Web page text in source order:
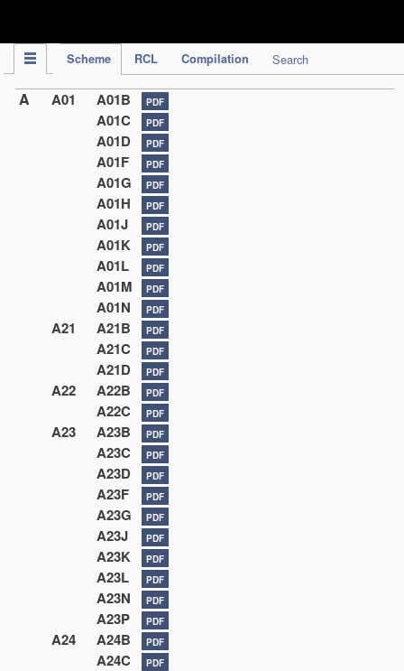
Scheme RCL Compilation Search
A A01 A01B PDF
A01C PDF
A01D PDF
A01F PDF
A01G PDF
A01H PDF
A01J PDF
A01K PDF
A01L PDF
A01M PDF
A01N PDF
A21 A21B PDF
A21C PDF
A21D PDF
A22 A22B PDF
A22C PDF
A23 A23B PDF
A23C PDF
A23D PDF
A23F PDF
A23G PDF
A23J PDF
A23K PDF
A23L PDF
A23N PDF
A23P PDF
A24 A24B PDF
A24C PDF